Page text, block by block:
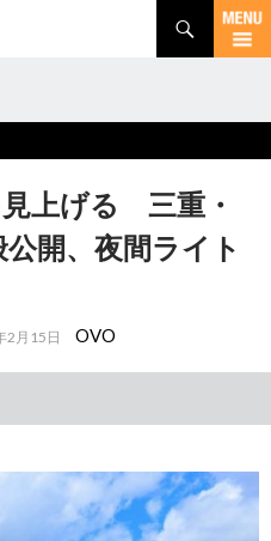
上げる 三重・
開、夜間ライト
2月15日 OVO